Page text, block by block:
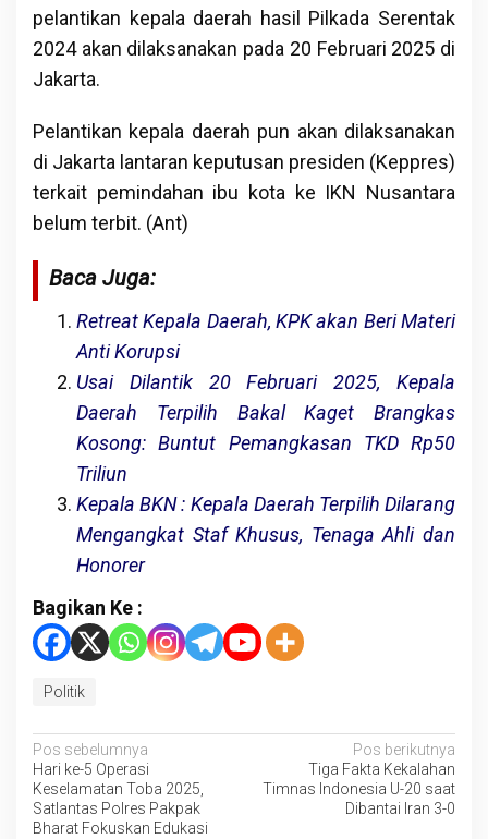
pelantikan kepala daerah hasil Pilkada Serentak
2024 akan dilaksanakan pada 20 Februari 2025 di
Jakarta.
Pelantikan kepala daerah pun akan dilaksanakan
di Jakarta lantaran keputusan presiden (Keppres)
terkait pemindahan ibu kota ke IKN Nusantara
belum terbit. (Ant)
Baca Juga:
Retreat Kepala Daerah, KPK akan Beri Materi
Anti Korupsi
Usai Dilantik 20 Februari 2025, Kepala
Daerah Terpilih Bakal Kaget Brangkas
Kosong: Buntut Pemangkasan TKD Rp50
Triliun
Kepala BKN : Kepala Daerah Terpilih Dilarang
Mengangkat Staf Khusus, Tenaga Ahli dan
Honorer
Bagikan Ke :
Politik
Navigasi
pos
Pos sebelumnya
Hari ke-5 Operasi
Keselamatan Toba 2025,
Satlantas Polres Pakpak
Bharat Fokuskan Edukasi
Pos berikutnya
Tiga Fakta Kekalahan
Timnas Indonesia U-20 saat
Dibantai Iran 3-0